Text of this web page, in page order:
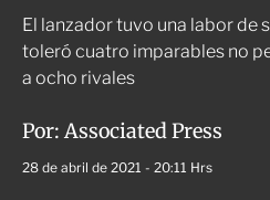
El lanzador tuvo una labor de
toleró cuatro imparables no
a ocho rivales
Por:Associated Press
28 de abril de 2021 - 20:11 Hrs